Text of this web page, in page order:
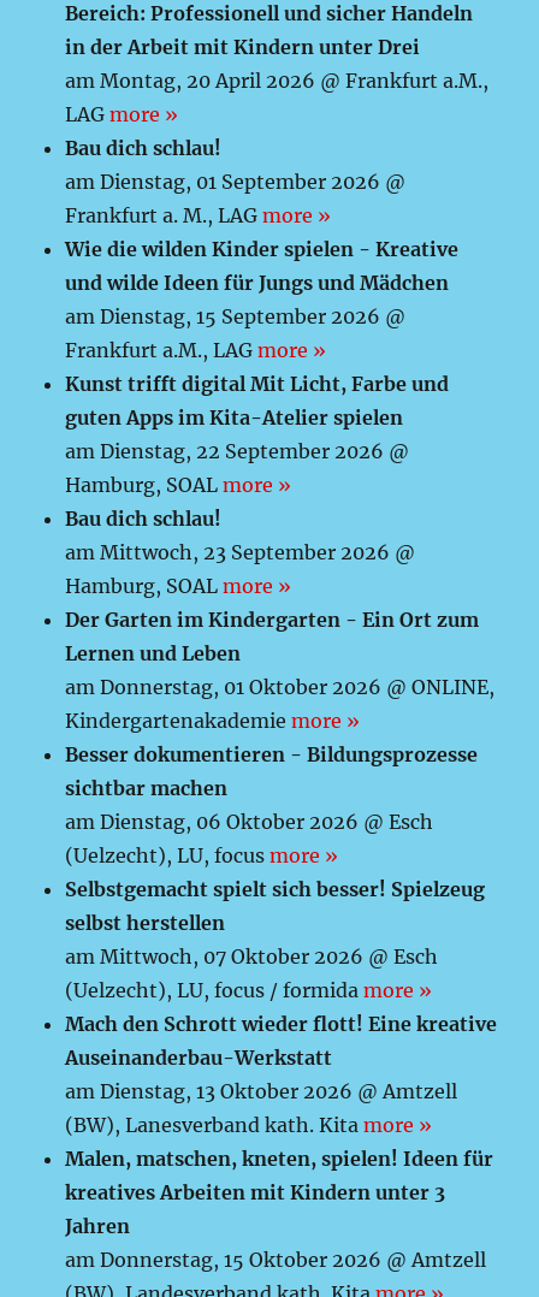
Bereich: Professionell und sicher Handeln
in der Arbeit mit Kindern unter Drei
am Montag, 20 April 2026 @ Frankfurt a.M.,
LAGmore »
Bau dich schlau!
am Dienstag, 01 September 2026 @
Frankfurt a. M., LAGmore »
Wie die wilden Kinder spielen - Kreative
und wilde Ideen für Jungs und Mädchen
am Dienstag, 15 September 2026 @
Frankfurt a.M., LAGmore »
Kunst trifft digital Mit Licht, Farbe und
guten Apps im Kita-Atelier spielen
am Dienstag, 22 September 2026 @
Hamburg, SOALmore »
Bau dich schlau!
am Mittwoch, 23 September 2026 @
Hamburg, SOALmore »
Der Garten im Kindergarten - Ein Ort zum
Lernen und Leben
am Donnerstag, 01 Oktober 2026 @ ONLINE,
Kindergartenakademiemore »
Besser dokumentieren - Bildungsprozesse
sichtbar machen
am Dienstag, 06 Oktober 2026 @ Esch
(Uelzecht), LU, focusmore »
Selbstgemacht spielt sich besser! Spielzeug
selbst herstellen
am Mittwoch, 07 Oktober 2026 @ Esch
(Uelzecht), LU, focus / formidamore »
Mach den Schrott wieder flott! Eine kreative
Auseinanderbau-Werkstatt
am Dienstag, 13 Oktober 2026 @ Amtzell
(BW), Lanesverband kath. Kitamore »
Malen, matschen, kneten, spielen! Ideen für
kreatives Arbeiten mit Kindern unter 3
Jahren
am Donnerstag, 15 Oktober 2026 @ Amtzell